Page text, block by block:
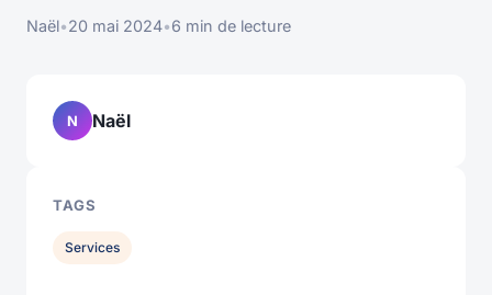
Naël•20 mai 2024•6 min de lecture
N Naël
TAGS
Services